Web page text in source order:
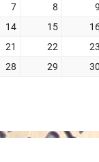
7 8
14 15
21 22
28 29